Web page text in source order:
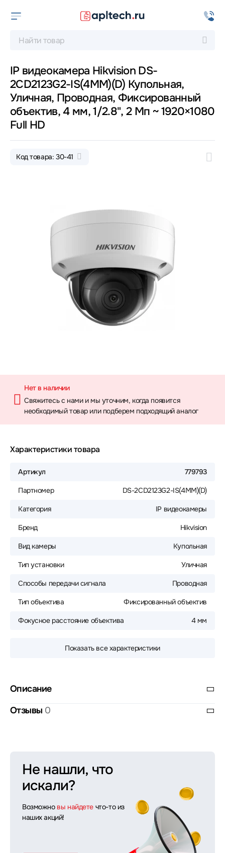
IP видеокамера Hikvision DS-
2CD2123G2-IS(4MM)(D) Купольная,
Уличная, Проводная, Фиксированный
объектив, 4 мм, 1/2.8", 2 Мп ~ 1920×1080
Full HD
Код товара: 30-41
Нет в наличии
Свяжитесь с нами и мы уточним, когда появится
необходимый товар или подберем подходящий аналог
Характеристики товара
Артикул 779793
Партномер DS-2CD2123G2-IS(4MM)(D)
Категория IP видеокамеры
Бренд Hikvision
Вид камеры Купольная
Тип установки Уличная
Способы передачи сигнала Проводная
Тип объектива Фиксированный объектив
Фокусное расстояние объектива 4 мм
Показать все характеристики
Описание
Отзывы 0
Не нашли, что
искали?
Возможно вы найдете что-то из
наших акций!